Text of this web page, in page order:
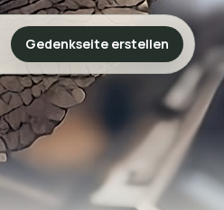
Gedenkseite erstellen